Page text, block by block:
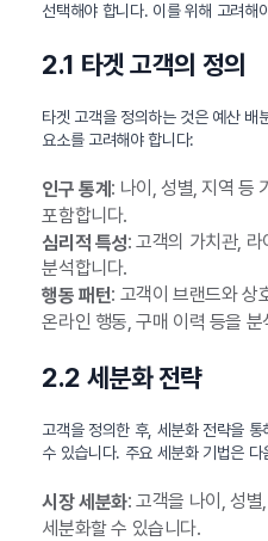
선택해야 합니다. 이를 위해 고려해
2.1 타겟 고객의 정의
타겟 고객을 정의하는 것은 예산 배
요소를 고려해야 합니다:
인구 통계 : 나이, 성별, 지역 등
포함합니다.
심리적 특성: 고객의 가치관,
분석합니다.
행동 패턴: 고객이 브랜드와 상
온라인 행동, 구매 이력 등을 분
2.2 세분화 전략
고객을 정의한 후, 세분화 전략을
수 있습니다. 주요 세분화 기법은 다
시장 세분화: 고객을 나이, 성별
세분화할 수 있습니다.